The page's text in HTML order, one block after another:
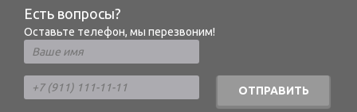
Есть вопросы?
Оставьте телефон, мы перезвоним!
ОТПРАВИТЬ